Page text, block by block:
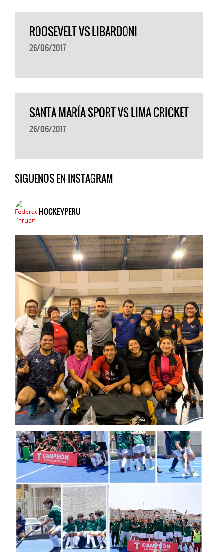
ROOSEVELT VS LIBARDONI
26/06/2017
SANTA MARÍA SPORT VS LIMA CRICKET
26/06/2017
SIGUENOS EN INSTAGRAM
HOCKEYPERU